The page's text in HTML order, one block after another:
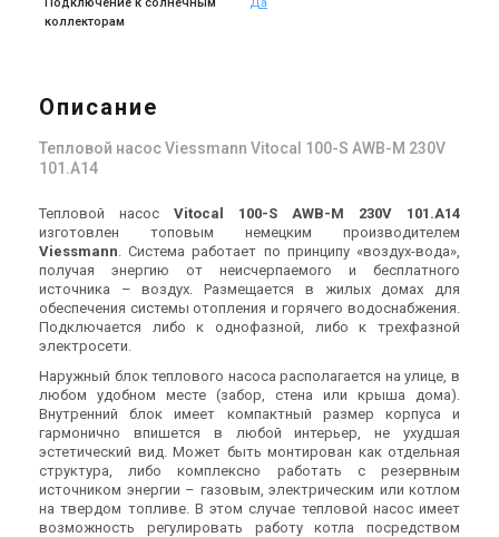
Германия
633 755 грн704 172 грн
Акция
Тепловой насос воздух-
101.A14
Цена
682 488 грн 758 319 грн
Купить
Акция
Германия
101.A16
Цена
734 747 грн 816 385 грн
Купить
В наличии Оставить отзыв
Акция
В наличии Оставить отзыв
Акция
коллекторам
Описание
Тепловой насос Viessmann Vitocal 100-S AWB-M 230V
101.A14
Тепловой насос Vitocal 100-S AWB-M 230V 101.A14
изготовлен топовым немецким производителем
Viessmann. Система работает по принципу «воздух-вода»,
получая энергию от неисчерпаемого и бесплатного
источника – воздух. Размещается в жилых домах для
обеспечения системы отопления и горячего водоснабжения.
Подключается либо к однофазной, либо к трехфазной
электросети.
Наружный блок теплового насоса располагается на улице, в
любом удобном месте (забор, стена или крыша дома).
Внутренний блок имеет компактный размер корпуса и
гармонично впишется в любой интерьер, не ухудшая
эстетический вид. Может быть монтирован как отдельная
структура, либо комплексно работать с резервным
источником энергии – газовым, электрическим или котлом
на твердом топливе. В этом случае тепловой насос имеет
возможность регулировать работу котла посредством